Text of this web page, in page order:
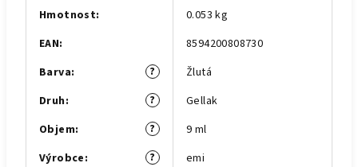
Hmotnost:
0.053 kg
EAN:
8594200808730
?
Barva:
Žlutá
?
Druh:
Gellak
?
Objem:
9 ml
?
Výrobce:
emi